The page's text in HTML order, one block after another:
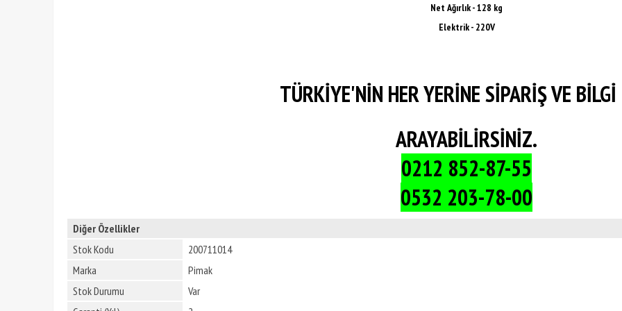
Net Ağırlık - 128 kg
Elektrik - 220V
TÜRKİYE'NİN HER YERİNE SİPARİŞ VE
ARAYABİLİRSİNİZ.
0212 852-87-55
0532 203-78-00
Diğer Özellikler
Stok Kodu
200711014
Marka
Pimak
Stok Durumu
Var